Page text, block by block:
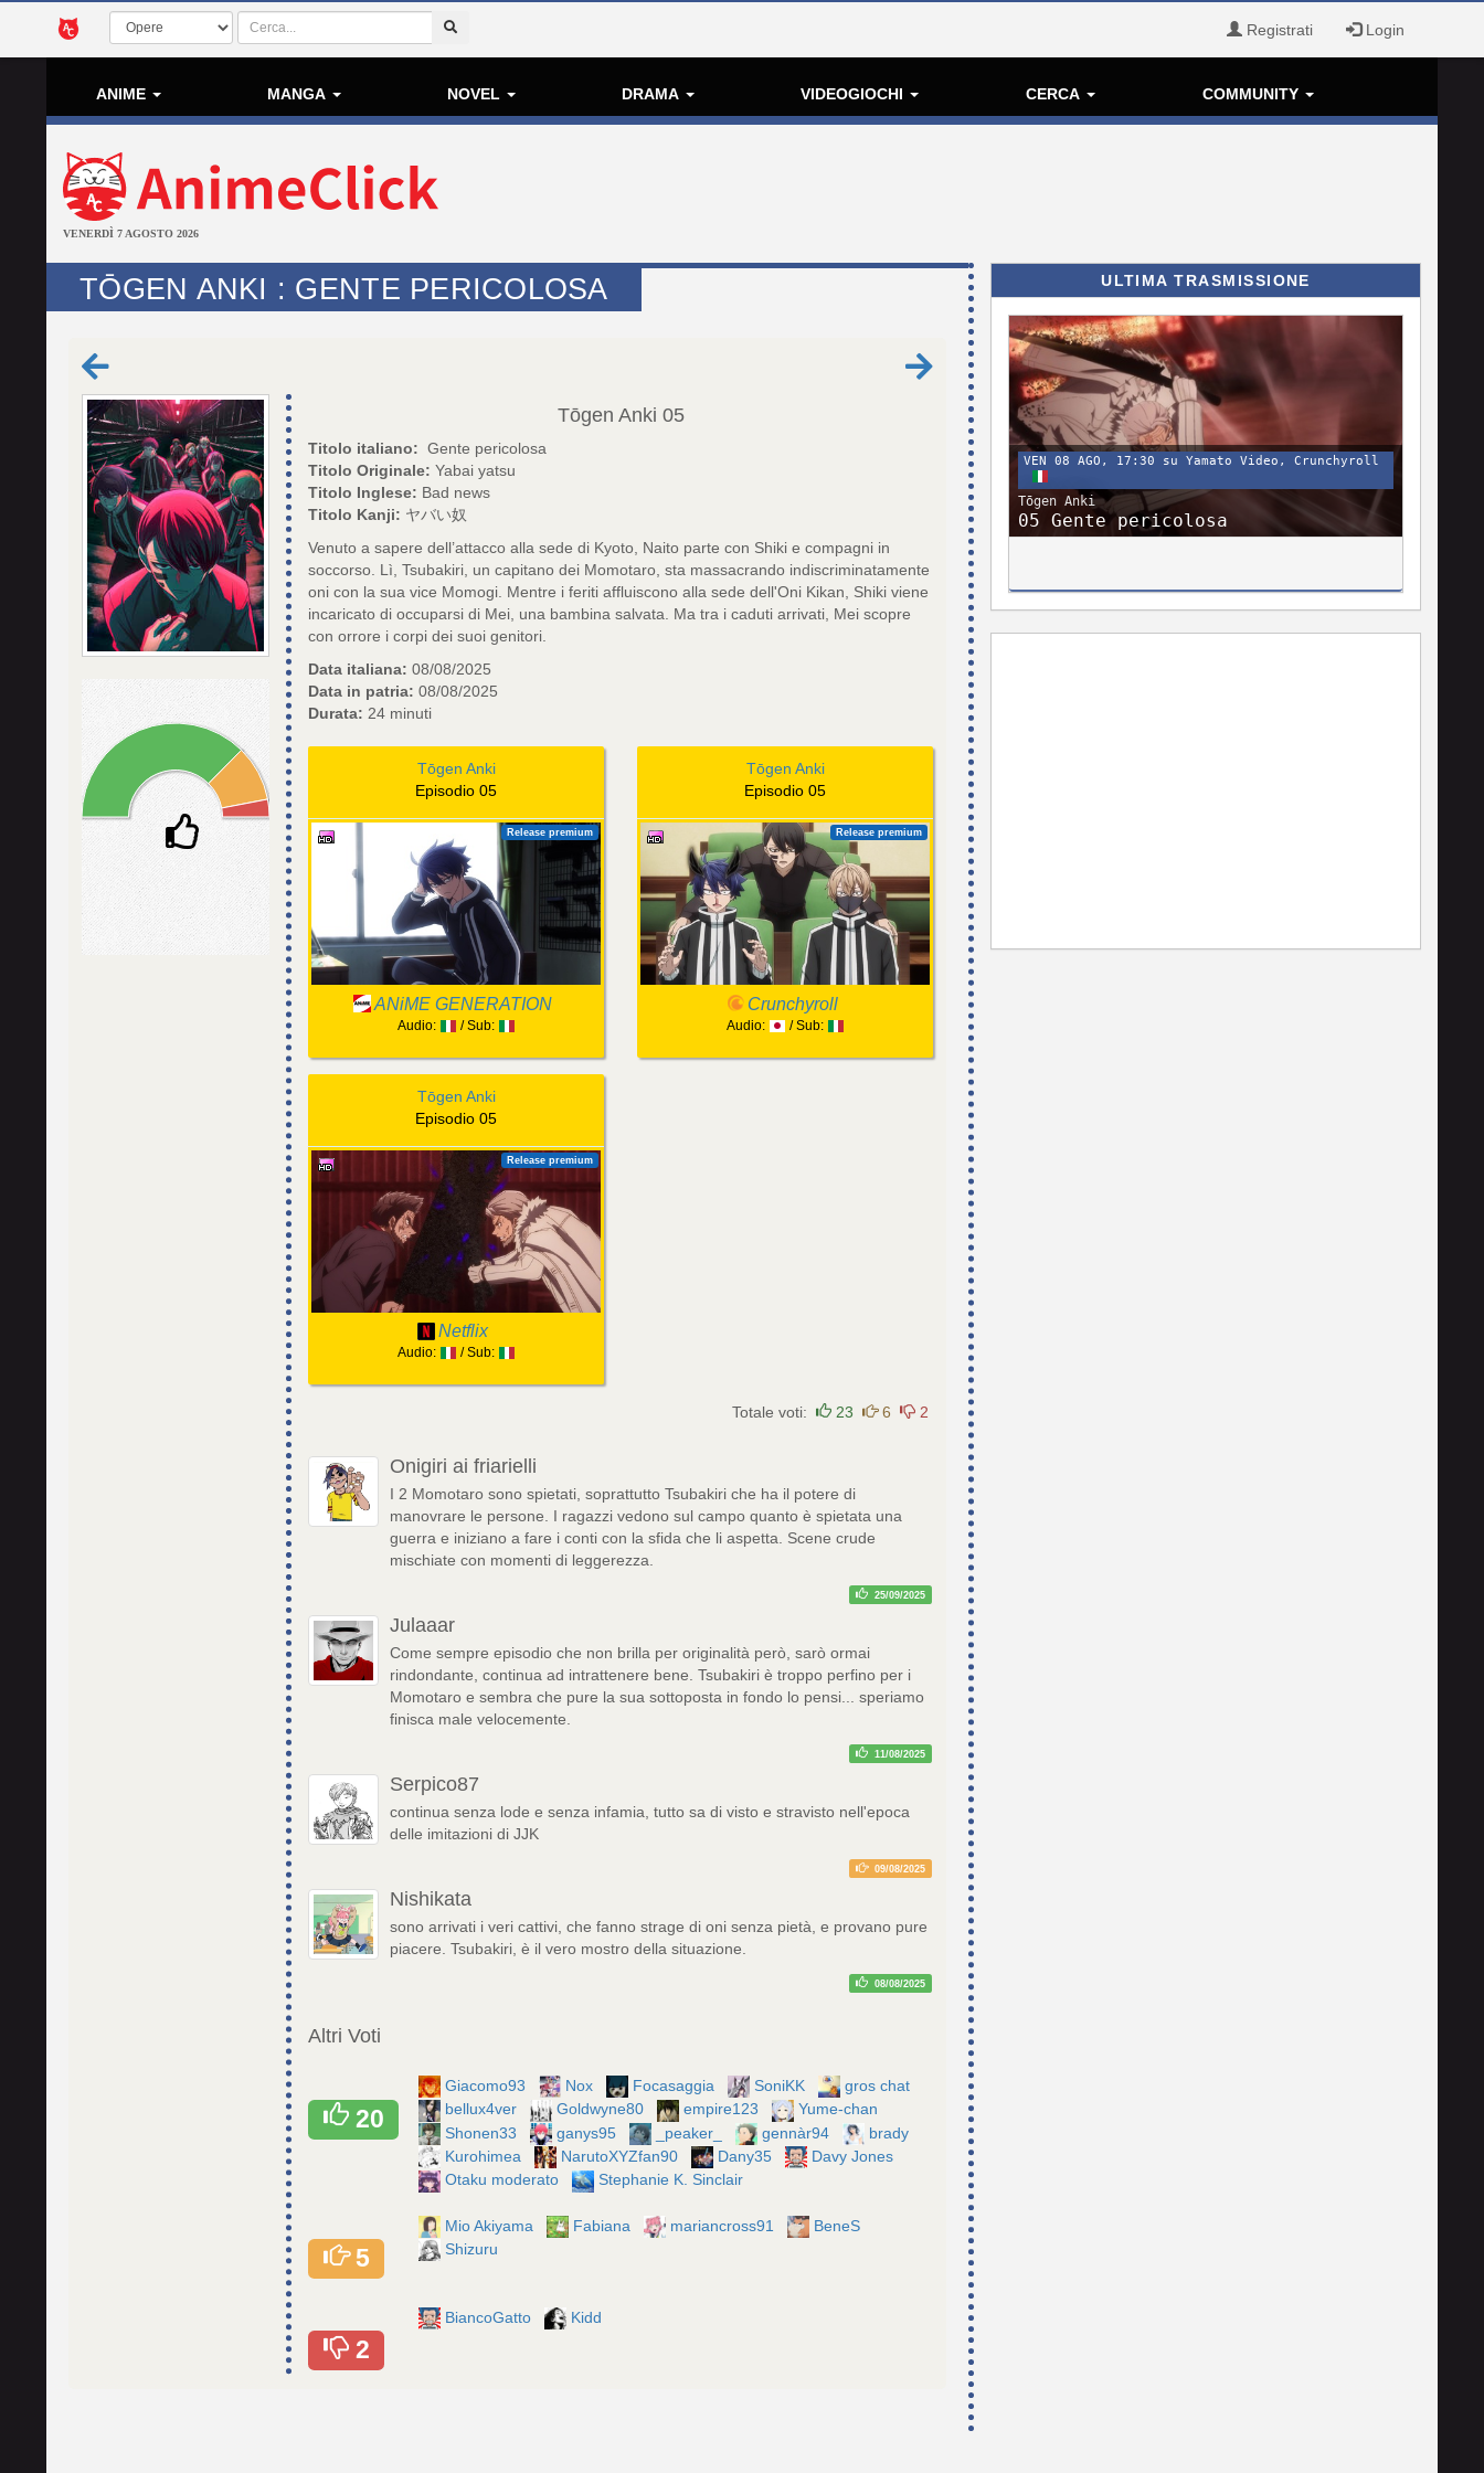
Registrati Login
ANIME MANGA NOVEL DRAMA VIDEOGIOCHI CERCA COMMUNITY
VENERDÌ 7 AGOSTO 2026
TŌGEN ANKI : GENTE PERICOLOSA
Tōgen Anki 05
Titolo italiano: Gente pericolosa
Titolo Originale: Yabai yatsu
Titolo Inglese: Bad news
Titolo Kanji: ヤバい奴
Venuto a sapere dell’attacco alla sede di Kyoto, Naito parte con Shiki e compagni in
soccorso. Lì, Tsubakiri, un capitano dei Momotaro, sta massacrando indiscriminatamente
oni con la sua vice Momogi. Mentre i feriti affluiscono alla sede dell'Oni Kikan, Shiki viene
incaricato di occuparsi di Mei, una bambina salvata. Ma tra i caduti arrivati, Mei scopre
con orrore i corpi dei suoi genitori.
Data italiana: 08/08/2025
Data in patria: 08/08/2025
Durata: 24 minuti
Tōgen Anki
Episodio 05
Release premium
ANiME GENERATION
Audio: / Sub:
Tōgen Anki
Episodio 05
Release premium
Crunchyroll
Audio: / Sub:
Tōgen Anki
Episodio 05
Release premium
Netflix
Audio: / Sub:
Totale voti: 23 6 2
Onigiri ai friarielli
I 2 Momotaro sono spietati, soprattutto Tsubakiri che ha il potere di
manovrare le persone. I ragazzi vedono sul campo quanto è spietata una
guerra e iniziano a fare i conti con la sfida che li aspetta. Scene crude
mischiate con momenti di leggerezza.
25/09/2025
Julaaar
Come sempre episodio che non brilla per originalità però, sarò ormai
rindondante, continua ad intrattenere bene. Tsubakiri è troppo perfino per i
Momotaro e sembra che pure la sua sottoposta in fondo lo pensi... speriamo
finisca male velocemente.
11/08/2025
Serpico87
continua senza lode e senza infamia, tutto sa di visto e stravisto nell'epoca
delle imitazioni di JJK
09/08/2025
Nishikata
sono arrivati i veri cattivi, che fanno strage di oni senza pietà, e provano pure
piacere. Tsubakiri, è il vero mostro della situazione.
08/08/2025
Altri Voti
20
Giacomo93 Nox Focasaggia SoniKK
gros chat
bellux4ver
Goldwyne80 empire123
Yume-chan
Shonen33
ganys95 _peaker_ gennàr94
brady
Kurohimea
NarutoXYZfan90 Dany35
Davy Jones
Otaku moderato
Stephanie K. Sinclair
5
Mio Akiyama Fabiana mariancross91
BeneS
Shizuru
2
BiancoGatto Kidd
ULTIMA TRASMISSIONE
VEN 08 AGO, 17:30 su Yamato Video, Crunchyroll
Tōgen Anki
05 Gente pericolosa